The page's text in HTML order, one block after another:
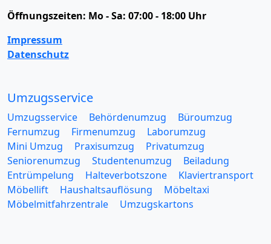
Öffnungszeiten: Mo - Sa: 07:00 - 18:00 Uhr
Impressum
Datenschutz
Umzugsservice
Umzugsservice Behördenumzug
Büroumzug
Fernumzug
Firmenumzug
Laborumzug
Mini Umzug
Praxisumzug
Privatumzug
Seniorenumzug
Studentenumzug
Beiladung
Entrümpelung
Halteverbotszone
Klaviertransport
Möbellift
Haushaltsauflösung
Möbeltaxi
Möbelmitfahrzentrale
Umzugskartons